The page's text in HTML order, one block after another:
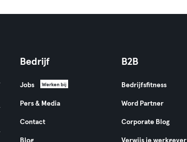
Bedrijf
Jobs Werken bij
Pers & Media
Contact
Blog
B2B
Bedrijfsfitness
Word Partner
Corporate Blog
Verwijs je werkgever